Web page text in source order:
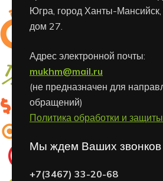
Югра, город Ханты-Мансийск,
дом 27.
Адрес электронной почты:
mukhm@mail.ru
(не предназначен для
обращений)
Политика обработки и
Мы ждем Ваших
+7(3467) 33-20-68